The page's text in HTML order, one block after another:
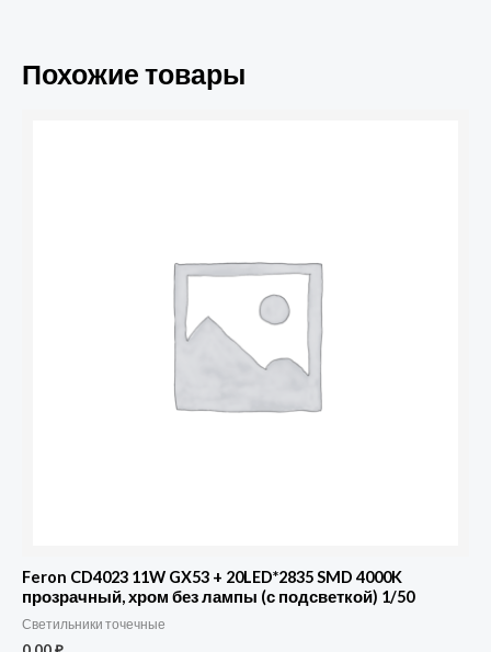
Похожие товары
Feron CD4023 11W GX53 + 20LED*2835 SMD 4000K
прозрачный, хром без лампы (с подсветкой) 1/50
Светильники точечные